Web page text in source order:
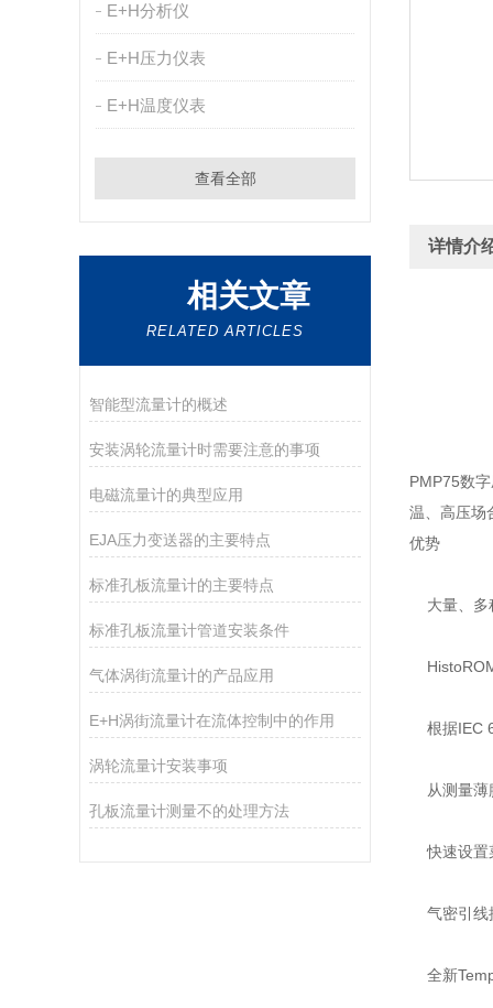
E+H分析仪
E+H压力仪表
E+H温度仪表
查看全部
相关文章
RELATED ARTICLES
智能型流量计的概述
安装涡轮流量计时需要注意的事项
电磁流量计的典型应用
EJA压力变送器的主要特点
标准孔板流量计的主要特点
标准孔板流量计管道安装条件
气体涡街流量计的产品应用
E+H涡街流量计在流体控制中的作用
涡轮流量计安装事项
孔板流量计测量不的处理方法
详情介
PMP75数
温、高压场
优势
大量、多
根据IEC
从测量薄
快速设置
气密引线
全新